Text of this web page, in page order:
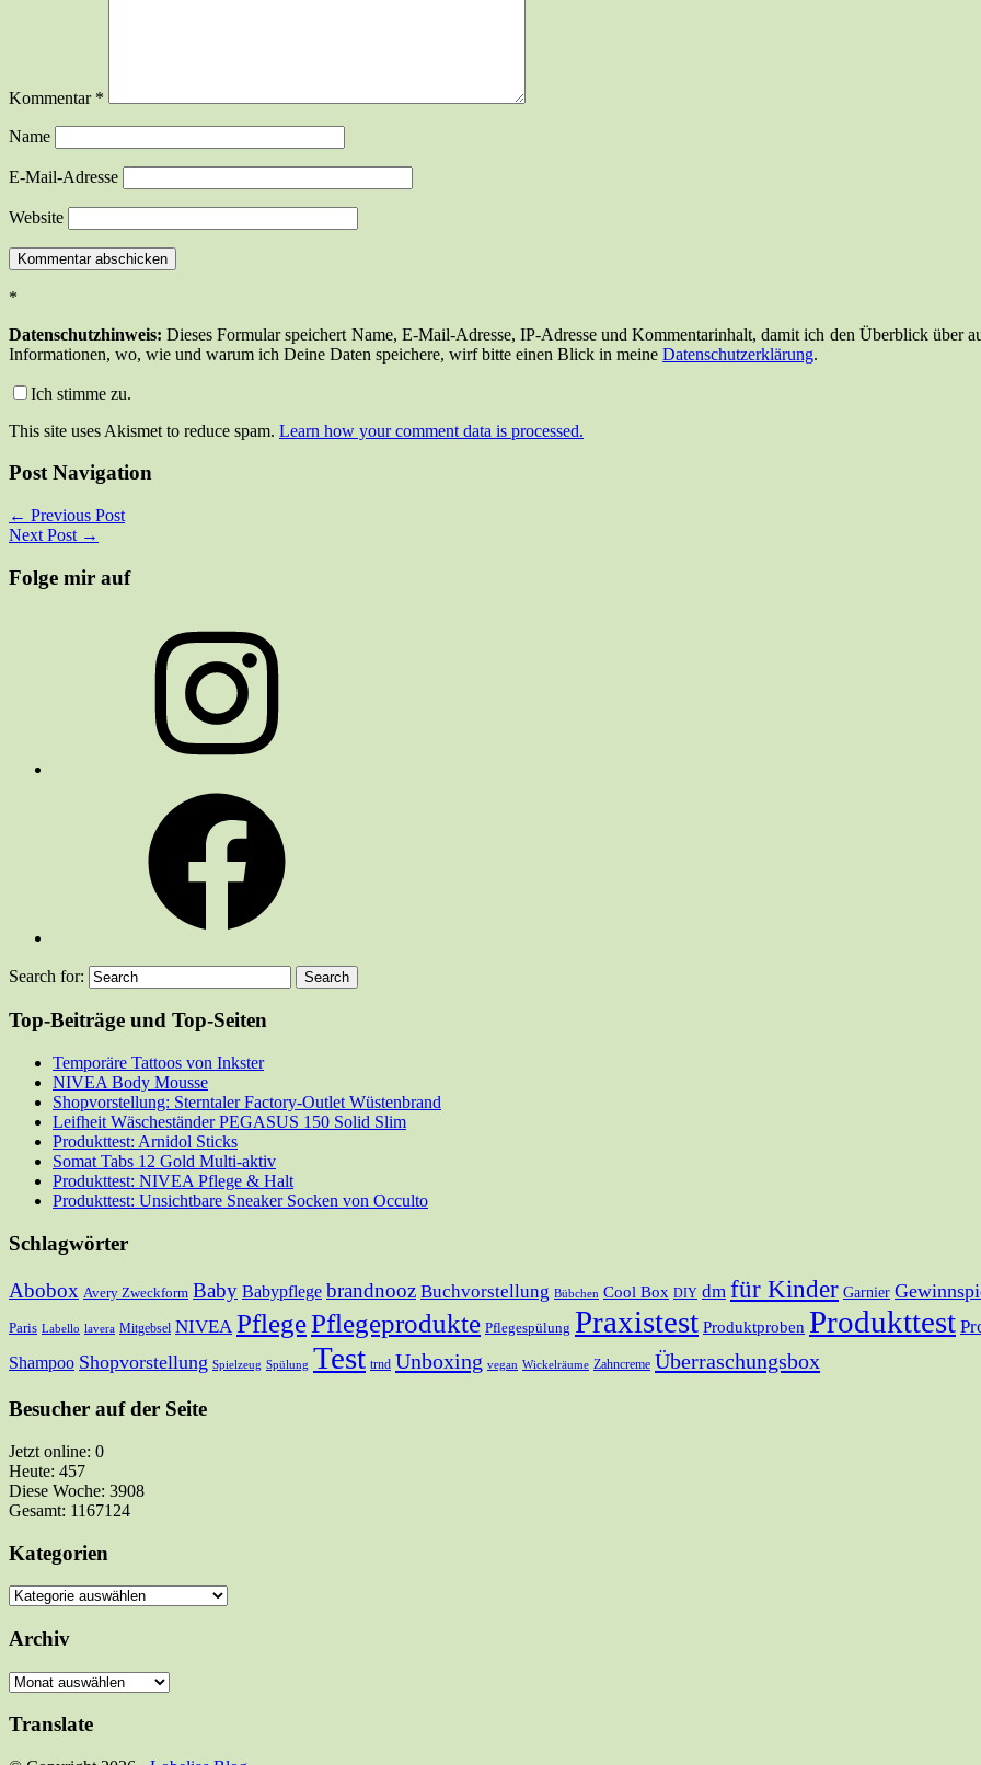
Kommentar *
Name
E-Mail-Adresse
Website
*
Datenschutzhinweis: Dieses Formular speichert Name, E-Mail-Adresse, IP-Adresse und Kommentarinhalt, damit ich den Überblick über
Informationen, wo, wie und warum ich Deine Daten speichere, wirf bitte einen Blick in meine Datenschutzerklärung.
Ich stimme zu.
This site uses Akismet to reduce spam. Learn how your comment data is processed.
Post Navigation
← Previous Post
Next Post →
Folge mir auf
Search for:
Top-Beiträge und Top-Seiten
Temporäre Tattoos von Inkster
NIVEA Body Mousse
Shopvorstellung: Sterntaler Factory-Outlet Wüstenbrand
Leifheit Wäscheständer PEGASUS 150 Solid Slim
Produkttest: Arnidol Sticks
Somat Tabs 12 Gold Multi-aktiv
Produkttest: NIVEA Pflege & Halt
Produkttest: Unsichtbare Sneaker Socken von Occulto
Schlagwörter
Abobox Avery Zweckform Baby Babypflege brandnooz Buchvorstellung Bübchen Cool Box DIY dm für Kinder Garnier
Paris Labello lavera Mitgebsel NIVEA PflegePflegeprodukte Pflegespülung Praxistest Produktproben Produkttest
Shampoo Shopvorstellung Spielzeug Spülung Test trnd Unboxing vegan Wickelräume Zahncreme Überraschungsbox
Besucher auf der Seite
Jetzt online: 0
Heute: 457
Diese Woche: 3908
Gesamt: 1167124
Kategorien
Kategorien
Archiv
Archiv
Translate